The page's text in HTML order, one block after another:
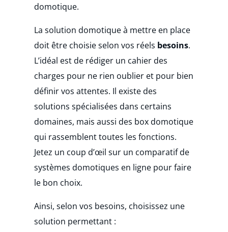
domotique.
La solution domotique à mettre en place
doit être choisie selon vos réels besoins.
L’idéal est de rédiger un cahier des
charges pour ne rien oublier et pour bien
définir vos attentes. Il existe des
solutions spécialisées dans certains
domaines, mais aussi des box domotique
qui rassemblent toutes les fonctions.
Jetez un coup d’œil sur un comparatif de
systèmes domotiques en ligne pour faire
le bon choix.
Ainsi, selon vos besoins, choisissez une
solution permettant :